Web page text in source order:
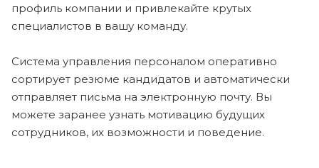
профиль компании и привлекайте крутых
специалистов в вашу команду.
Система управления персоналом оперативно
сортирует резюме кандидатов и автоматически
отправляет письма на электронную почту. Вы
можете заранее узнать мотивацию будущих
сотрудников, их возможности и поведение.